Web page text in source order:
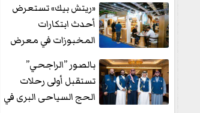
«ريتش بيك» تستعرض
أحدث ابتكارات
المخبوزات في معرض
منتجات...
بالصور ”الراجحي”
تستقبل أولى رحلات
الحج السياحى البرى في